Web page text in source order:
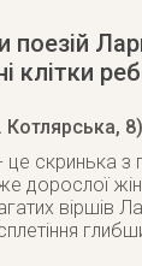
поезій
клітки
Котлярська, 8)
це скринька з
дорослої
віршів